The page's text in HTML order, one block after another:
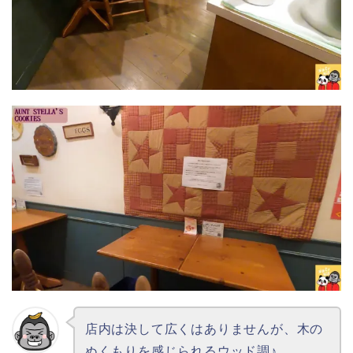
店内は決して広くはありませんが、木の